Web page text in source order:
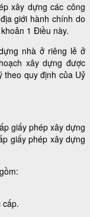
xây dựng các công
giới hành chính do
1 Điều này.
nhà ở riêng lẻ ở
xây dựng được
theo quy định của Uỷ
giấy phép xây dựng
giấy phép xây dựng
cấp.